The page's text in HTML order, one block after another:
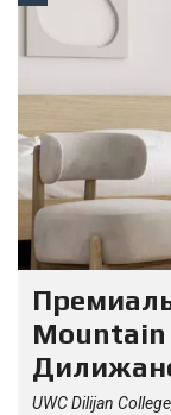
Mountain
UWC Dilijan